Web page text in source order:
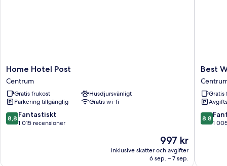
Home
Hotel
Post
Centrum
Home Hotel Post
Centrum
Gratis frukost
Husdjursvänligt
Parkering tillgänglig
Gratis wi-fi
8.8
av
8,8 Fantastiskt
1 015 recensioner
Priset
är
997 kr
997 kr
inklusive skatter och avgifter
6 sep. – 7 sep.
Best
Western
Best
Gratis
8.8
av
8,8
1